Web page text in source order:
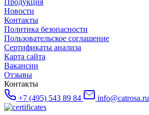
Продукция
Новости
Контакты
Политика безопасности
Пользовательское соглашение
Сертификаты анализа
Карта сайта
Вакансии
Отзывы
Контакты
+7 (495) 543 89 84
info@catrosa.ru